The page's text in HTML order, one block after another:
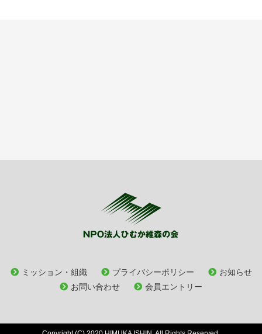
ミッション・組織 プライバシーポリシー
お知らせ
お問い合わせ
会員エントリー